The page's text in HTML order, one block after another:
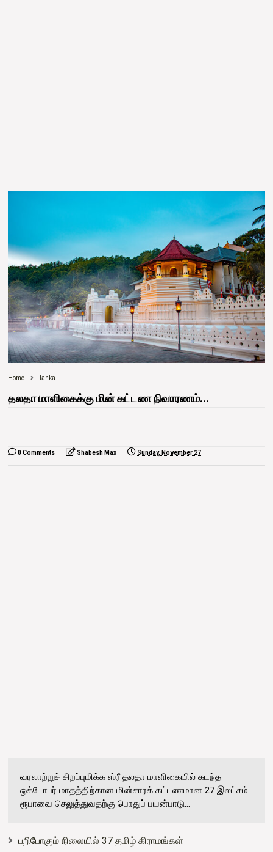
Home lanka
தலதா மாளிகைக்கு மின் கட்டண நிவாரணம்...
0 Comments Shabesh Max Sunday, November 27
வரலாற்றுச் சிறப்புமிக்க ஸ்ரீ தலதா மாளிகையில் கடந்த
ஒக்டோபர் மாதத்திற்கான மின்சாரக் கட்டணமான 27 இலட்சம்
ரூபாவை செலுத்துவதற்கு பொதுப் பயன்பாடு...
பறிபோகும் நிலையில் 37 தமிழ் கிராமங்கள்